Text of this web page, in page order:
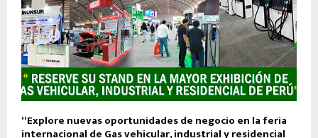
“Explore nuevas oportunidades de negocio en la feria
internacional de Gas vehicular, industrial y residencial